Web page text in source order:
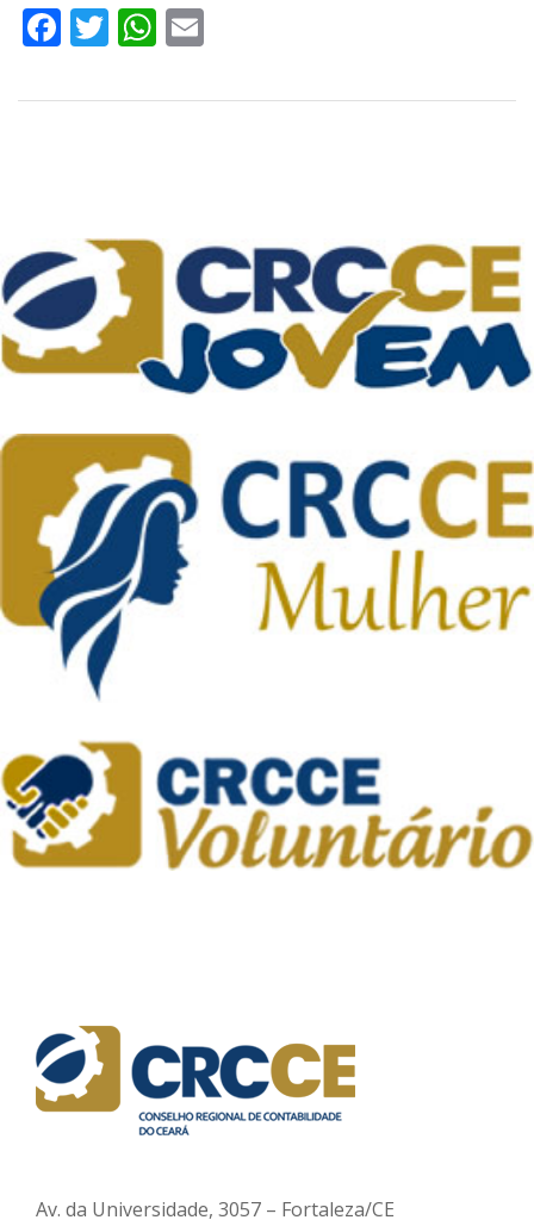
Facebook
TwitterWhatsApp
Av. da Universidade, 3057 – Fortaleza/CE